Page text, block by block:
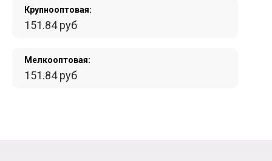
Крупнооптовая:
151.84 руб
Мелкооптовая:
151.84 руб